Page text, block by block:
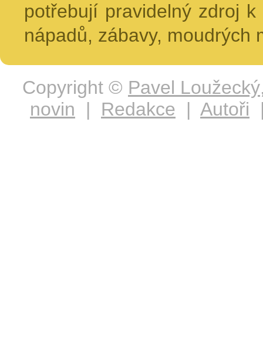
potřebují pravidelný zdroj
nápadů, zábavy, moudrých
Copyright © Pavel Loužecký
novin | Redakce | Autoři